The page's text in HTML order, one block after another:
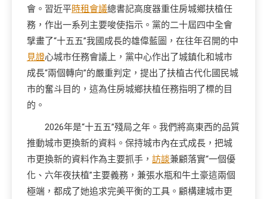
會。習近平時租會議總書記高度器重住房城鄉扶植任
務，作出一系列主要唆使指示。黨的二十屆四中全會
擘畫了“十五五”我國成長的雄偉藍圖，在往年召開的中
見證心城市任務會議上，黨中心作出了城鎮化和城市
成長“兩個轉向”的嚴重判定，提出了扶植古代化國民城
市的奮斗目的，這為住房城鄉扶植任務指明了標的目
的。
2026年是“十五五”殘局之年。我們將高東西的品質
推動城市更換新的資料。保持城市內在式成長，把城
市更換新的資料作為主要抓手， 訪談兼顧落實“一個優
化、六年夜扶植”主要義務，兼張水瓶和牛土豪這兩個
極端，都成了她追求完美平衡的工具。顧構建城市更